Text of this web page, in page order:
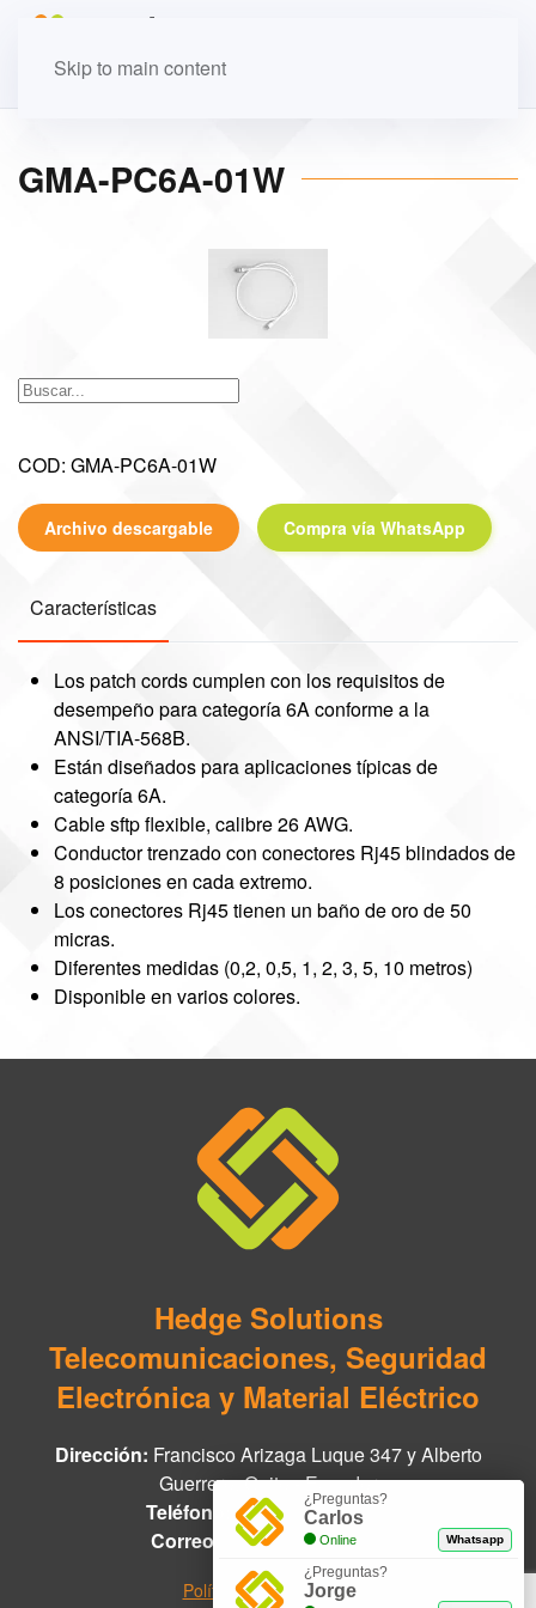
Skip to main content
GMA-PC6A-01W
COD: GMA-PC6A-01W
Archivo descargable Compra vía WhatsApp
Características
Los patch cords cumplen con los requisitos de
desempeño para categoría 6A conforme a la
ANSI/TIA-568B.
Están diseñados para aplicaciones típicas de
categoría 6A.
Cable sftp flexible, calibre 26 AWG.
Conductor trenzado con conectores Rj45 blindados de
8 posiciones en cada extremo.
Los conectores Rj45 tienen un baño de oro de 50
micras.
Diferentes medidas (0,2, 0,5, 1, 2, 3, 5, 10 metros)
Disponible en varios colores.
Hedge Solutions
Telecomunicaciones, Seguridad
Electrónica y Material Eléctrico
Dirección: Francisco Arizaga Luque 347 y Alberto
Guerrero, Quito - Ecuador
Teléfono:
+593 97 978 8888
Correo:
info@hedge.net.ec
Políticas de Privacidad
¿Preguntas?
Carlos
Online Whatsapp
¿Preguntas?
Jorge